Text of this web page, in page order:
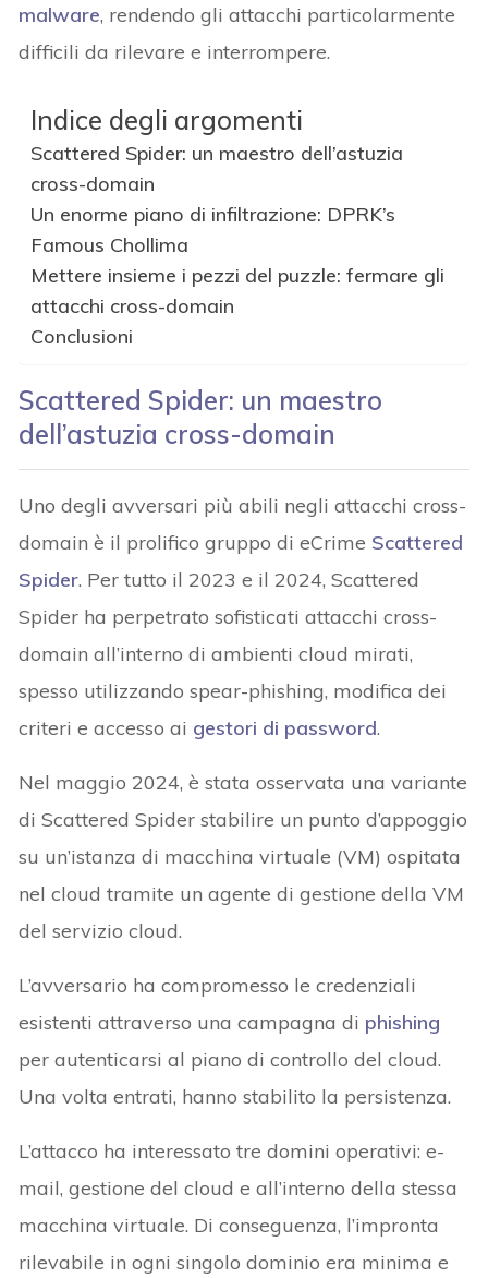
malware, rendendo gli attacchi particolarmente
difficili da rilevare e interrompere.
Indice degli argomenti
Scattered Spider: un maestro dell’astuzia
cross-domain
Un enorme piano di infiltrazione: DPRK’s
Famous Chollima
Mettere insieme i pezzi del puzzle: fermare gli
attacchi cross-domain
Conclusioni
Scattered Spider: un maestro
dell’astuzia cross-domain
Uno degli avversari più abili negli attacchi cross-
domain è il prolifico gruppo di eCrime Scattered
Spider. Per tutto il 2023 e il 2024, Scattered
Spider ha perpetrato sofisticati attacchi cross-
domain all’interno di ambienti cloud mirati,
spesso utilizzando spear-phishing, modifica dei
criteri e accesso ai gestori di password.
Nel maggio 2024, è stata osservata una variante
di Scattered Spider stabilire un punto d’appoggio
su un’istanza di macchina virtuale (VM) ospitata
nel cloud tramite un agente di gestione della VM
del servizio cloud.
L’avversario ha compromesso le credenziali
esistenti attraverso una campagna di phishing
per autenticarsi al piano di controllo del cloud.
Una volta entrati, hanno stabilito la persistenza.
L’attacco ha interessato tre domini operativi: e-
mail, gestione del cloud e all’interno della stessa
macchina virtuale. Di conseguenza, l’impronta
rilevabile in ogni singolo dominio era minima e